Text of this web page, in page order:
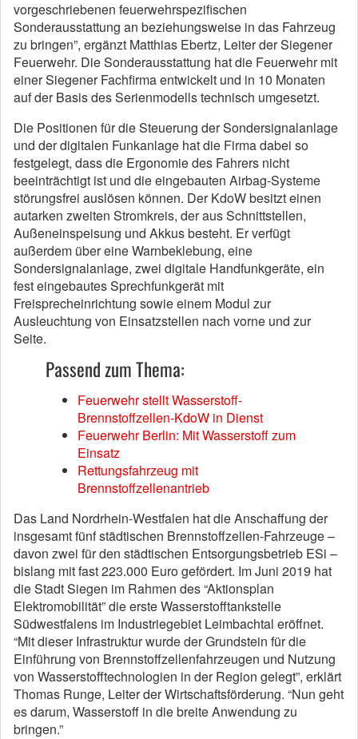
vorgeschriebenen feuerwehrspezifischen
Sonderausstattung an beziehungsweise in das Fahrzeug
zu bringen”, ergänzt Matthias Ebertz, Leiter der Siegener
Feuerwehr. Die Sonderausstattung hat die Feuerwehr mit
einer Siegener Fachfirma entwickelt und in 10 Monaten
auf der Basis des Serienmodells technisch umgesetzt.
Die Positionen für die Steuerung der Sondersignalanlage
und der digitalen Funkanlage hat die Firma dabei so
festgelegt, dass die Ergonomie des Fahrers nicht
beeinträchtigt ist und die eingebauten Airbag-Systeme
störungsfrei auslösen können. Der KdoW besitzt einen
autarken zweiten Stromkreis, der aus Schnittstellen,
Außeneinspeisung und Akkus besteht. Er verfügt
außerdem über eine Warnbeklebung, eine
Sondersignalanlage, zwei digitale Handfunkgeräte, ein
fest eingebautes Sprechfunkgerät mit
Freisprecheinrichtung sowie einem Modul zur
Ausleuchtung von Einsatzstellen nach vorne und zur
Seite.
Passend zum Thema:
Feuerwehr stellt Wasserstoff-
Brennstoffzellen-KdoW in Dienst
Feuerwehr Berlin: Mit Wasserstoff zum
Einsatz
Rettungsfahrzeug mit
Brennstoffzellenantrieb
Das Land Nordrhein-Westfalen hat die Anschaffung der
insgesamt fünf städtischen Brennstoffzellen-Fahrzeuge –
davon zwei für den städtischen Entsorgungsbetrieb ESi –
bislang mit fast 223.000 Euro gefördert. Im Juni 2019 hat
die Stadt Siegen im Rahmen des “Aktionsplan
Elektromobilität” die erste Wasserstofftankstelle
Südwestfalens im Industriegebiet Leimbachtal eröffnet.
“Mit dieser Infrastruktur wurde der Grundstein für die
Einführung von Brennstoffzellenfahrzeugen und Nutzung
von Wasserstofftechnologien in der Region gelegt”, erklärt
Thomas Runge, Leiter der Wirtschaftsförderung. “Nun geht
es darum, Wasserstoff in die breite Anwendung zu
bringen.”